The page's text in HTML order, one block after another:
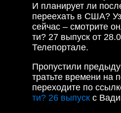
И планирует ли
переехать в США?
сейчас – смотрите
ти? 27 выпуск от
Телепортале.
Пропустили
тратьте времени на
переходите по
ти? 26 выпуск с